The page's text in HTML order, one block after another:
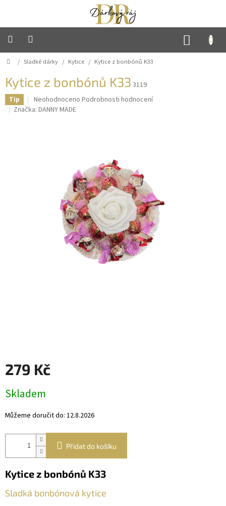
Hlavní
Mýdlové
květiny
Domů
/ Sladké dárky / Kytice / Kytice z bonbónů K33
Kytice z bonbónů K33 3119
Tip
Průměrné
hodnocení
Neohodnoceno Podrobnosti hodnocení
Značka: DANNY MADE
279 Kč
cena:
Skladem
Můžeme doručit do: 12.8.2026
Přidat do košíku
Kytice z bonbónů K33
Sladká bonbónová kytice